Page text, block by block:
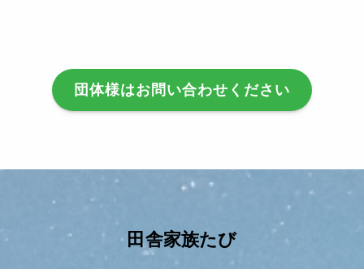
団体様はお問い合わせください
田舎家族たび